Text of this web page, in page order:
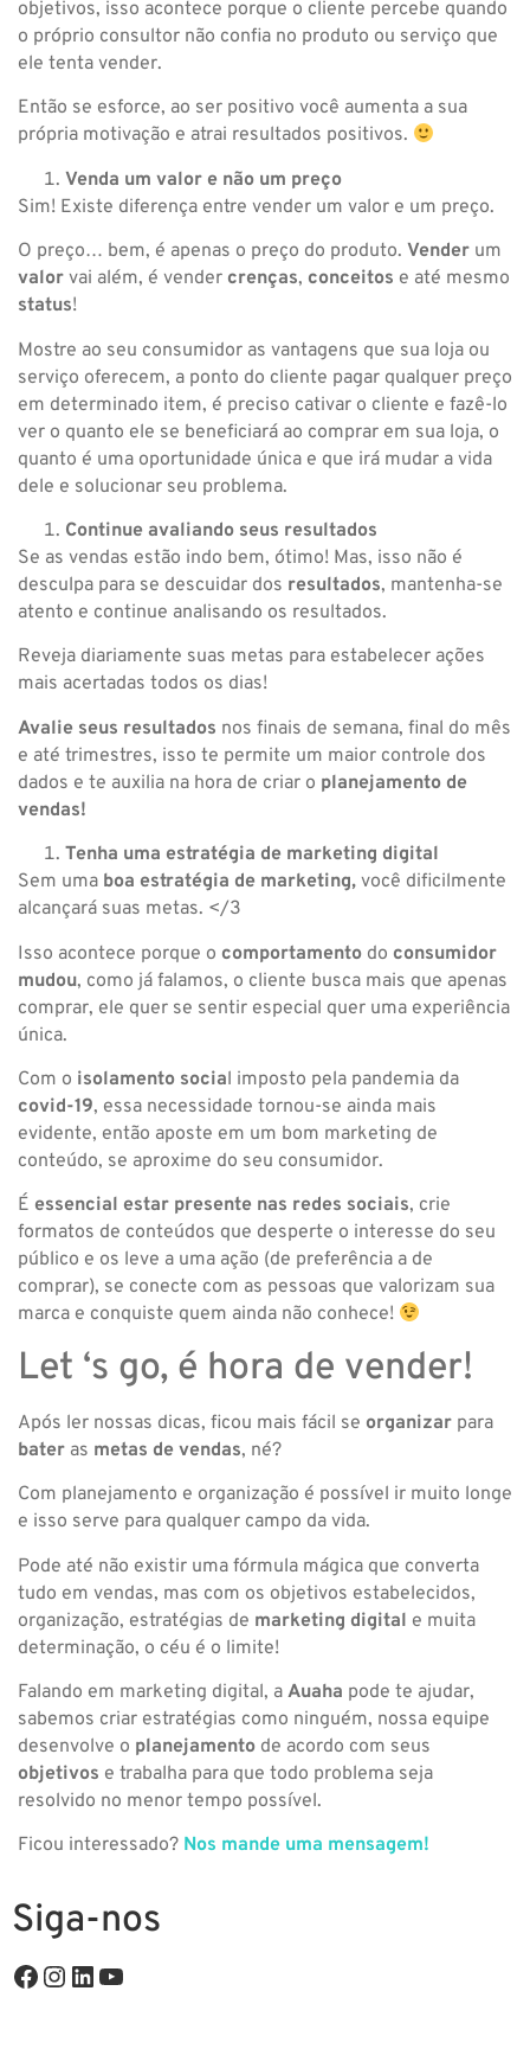
objetivos, isso acontece porque o cliente percebe quando
o próprio consultor não confia no produto ou serviço que
ele tenta vender.
Então se esforce, ao ser positivo você aumenta a sua
própria motivação e atrai resultados positivos.
Venda um valor e não um preço
Sim! Existe diferença entre vender um valor e um preço.
O preço… bem, é apenas o preço do produto. Vender um
valor vai além, é vender crenças, conceitos e até mesmo
status!
Mostre ao seu consumidor as vantagens que sua loja ou
serviço oferecem, a ponto do cliente pagar qualquer preço
em determinado item, é preciso cativar o cliente e fazê-lo
ver o quanto ele se beneficiará ao comprar em sua loja, o
quanto é uma oportunidade única e que irá mudar a vida
dele e solucionar seu problema.
Continue avaliando seus resultados
Se as vendas estão indo bem, ótimo! Mas, isso não é
desculpa para se descuidar dos resultados, mantenha-se
atento e continue analisando os resultados.
Reveja diariamente suas metas para estabelecer ações
mais acertadas todos os dias!
Avalie seus resultados nos finais de semana, final do mês
e até trimestres, isso te permite um maior controle dos
dados e te auxilia na hora de criar o planejamento de
vendas!
Tenha uma estratégia de marketing digital
Sem uma boa estratégia de marketing, você dificilmente
alcançará suas metas. </3
Isso acontece porque o comportamento do consumidor
mudou, como já falamos, o cliente busca mais que apenas
comprar, ele quer se sentir especial quer uma experiência
única.
Com o isolamento social imposto pela pandemia da
covid-19, essa necessidade tornou-se ainda mais
evidente, então aposte em um bom marketing de
conteúdo, se aproxime do seu consumidor.
É essencial estar presente nas redes sociais, crie
formatos de conteúdos que desperte o interesse do seu
público e os leve a uma ação (de preferência a de
comprar), se conecte com as pessoas que valorizam sua
marca e conquiste quem ainda não conhece!
Let ‘s go, é hora de vender!
Após ler nossas dicas, ficou mais fácil se organizar para
bater as metas de vendas, né?
Com planejamento e organização é possível ir muito longe
e isso serve para qualquer campo da vida.
Pode até não existir uma fórmula mágica que converta
tudo em vendas, mas com os objetivos estabelecidos,
organização, estratégias de marketing digital e muita
determinação, o céu é o limite!
Falando em marketing digital, a Auaha pode te ajudar,
sabemos criar estratégias como ninguém, nossa equipe
desenvolve o planejamento de acordo com seus
objetivos e trabalha para que todo problema seja
resolvido no menor tempo possível.
Ficou interessado? Nos mande uma mensagem!
Siga-nos